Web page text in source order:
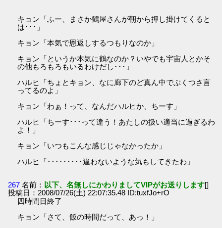
キョン「ふー、まさか鶴屋さんが朝から押し掛けてくると
は･･･」
キョン「本気で恩返しするつもりなのか」
キョン「というか本気に鶴なのか？いやでも宇宙人とかそ
の他もろもろもいるわけだし･･･」
ハルヒ「ちょとキョン、なに廊下のど真ん中でぶくつさ言
ってるのよ」
キョン「わぁ！って、なんだハルヒか、ちーす」
ハルヒ「ちーす･･･って違う！あたしの扱い適当に過ぎるわ
よ！」
キョン「いつもこんな感じじゃなかったか」
ハルヒ「･････････違わないような気もしてきたわ」
267 名前： 以下、名無しにかわりましてVIPがお送りします[]
投稿日：2008/07/26(土) 22:07:35.48 ID:tuxfJo+rO
四時間目終了
キョン「さて、飯の時間だって、あっ！」